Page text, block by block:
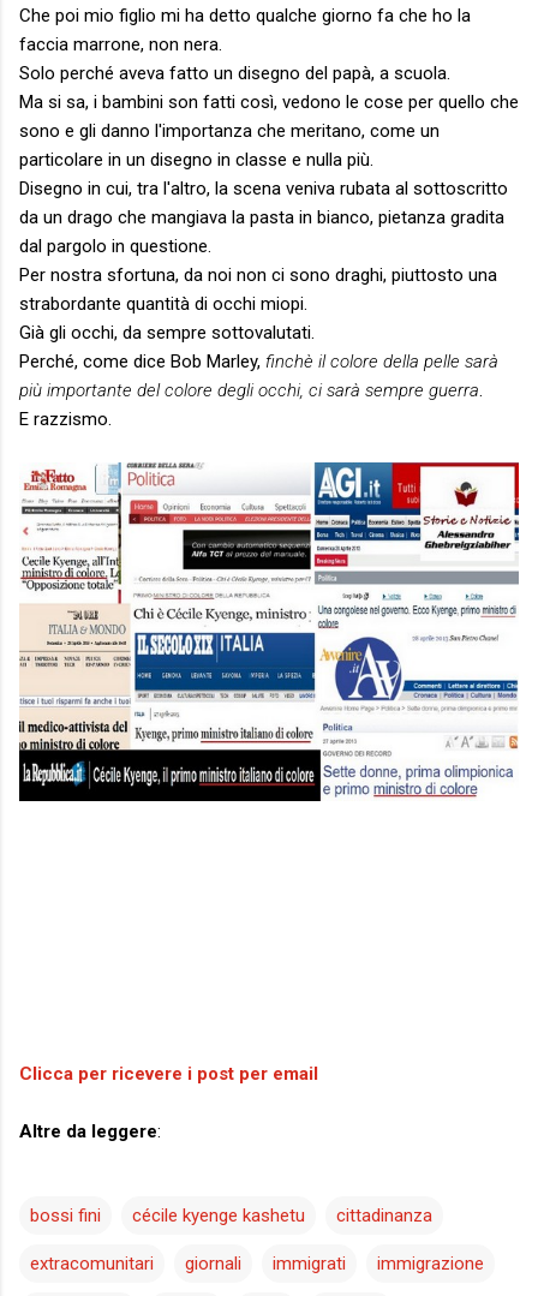
Che poi mio figlio mi ha detto qualche giorno fa che ho la
faccia marrone, non nera.
Solo perché aveva fatto un disegno del papà, a scuola.
Ma si sa, i bambini son fatti così, vedono le cose per quello che
sono e gli danno l'importanza che meritano, come un
particolare in un disegno in classe e nulla più.
Disegno in cui, tra l'altro, la scena veniva rubata al sottoscritto
da un drago che mangiava la pasta in bianco, pietanza gradita
dal pargolo in questione.
Per nostra sfortuna, da noi non ci sono draghi, piuttosto una
strabordante quantità di occhi miopi.
Già gli occhi, da sempre sottovalutati.
Perché, come dice Bob Marley, finchè il colore della pelle sarà
più importante del colore degli occhi, ci sarà sempre guerra.
E razzismo.
Clicca per ricevere i post per email
Altre da leggere:
bossi fini cécile kyenge kashetu cittadinanza
extracomunitari giornali immigrati immigrazione